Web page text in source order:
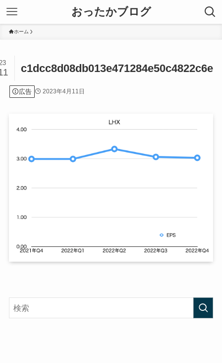
おったかブログ
ホーム
c1dcc8d08db013e471284e50c4822c6e
広告 2023年4月11日